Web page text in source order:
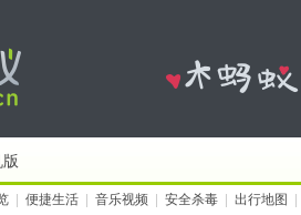
便捷生活 音乐视频 安全杀毒 出行地图